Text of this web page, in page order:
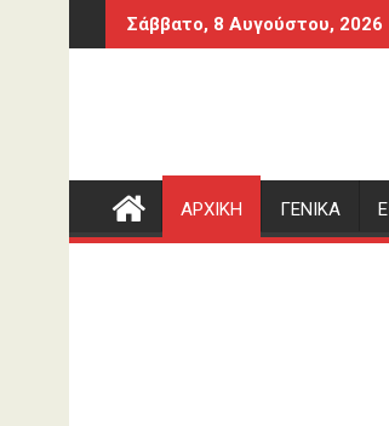
Περάστε
στο
Σάββατο, 8 Αυγούστου, 2026
Φιλοξενούμενη στο
ΑΡΧΙΚΗ ΓΕΝΙΚΑ